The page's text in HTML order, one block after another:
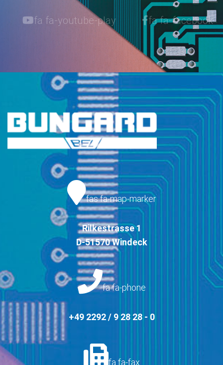
fa fa-youtube-play fa fa-facebook
fas fa-map-marker
Rilkestrasse 1
D-51570 Windeck
fa fa-phone
+49 2292 / 9 28 28 - 0
fa fa-fax